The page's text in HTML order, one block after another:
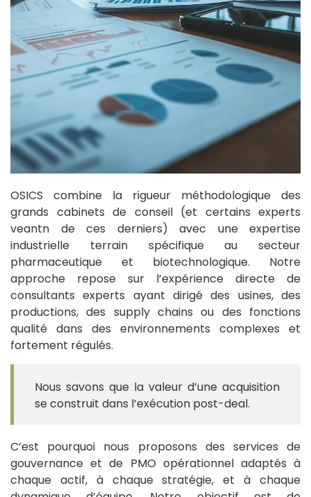
OSICS combine la rigueur méthodologique des
grands cabinets de conseil (et certains experts
veantn de ces derniers) avec une expertise
industrielle terrain spécifique au secteur
pharmaceutique et biotechnologique. Notre
approche repose sur l’expérience directe de
consultants experts ayant dirigé des usines, des
productions, des supply chains ou des fonctions
qualité dans des environnements complexes et
fortement régulés.
Nous savons que la valeur d’une acquisition
se construit dans l’exécution post-deal.
C’est pourquoi nous proposons des services de
gouvernance et de PMO opérationnel adaptés à
chaque actif, à chaque stratégie, et à chaque